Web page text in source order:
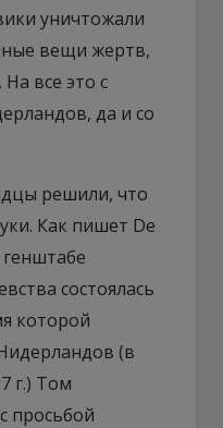
уничтожали
вещи жертв,
На все это с
да и со
решили, что
Как пишет De
состоялась
которой
(в
г.) Том
просьбой